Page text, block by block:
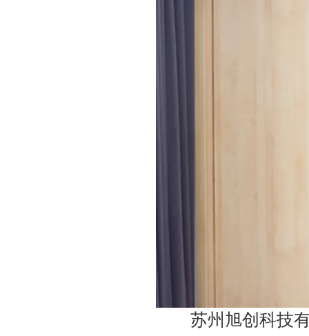
苏州旭创科技